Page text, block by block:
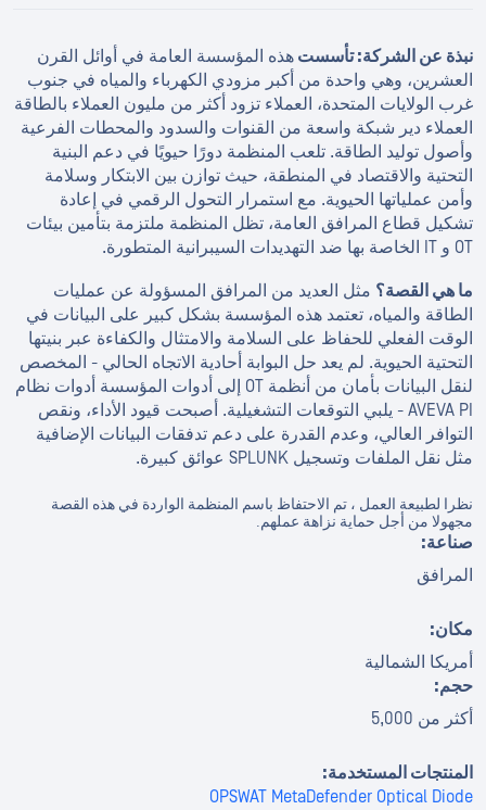
نبذة عن الشركة: تأسست هذه المؤسسة العامة في أوائل القرن
العشرين، وهي واحدة من أكبر مزودي الكهرباء والمياه في جنوب
غرب الولايات المتحدة، العملاء تزود أكثر من مليون العملاء بالطاقة
العملاء دير شبكة واسعة من القنوات والسدود والمحطات الفرعية
وأصول توليد الطاقة. تلعب المنظمة دورًا حيويًا في دعم البنية
التحتية والاقتصاد في المنطقة، حيث توازن بين الابتكار وسلامة
وأمن عملياتها الحيوية. مع استمرار التحول الرقمي في إعادة
تشكيل قطاع المرافق العامة، تظل المنظمة ملتزمة بتأمين بيئات
OT و IT الخاصة بها ضد التهديدات السيبرانية المتطورة.
ما هي القصة؟ مثل العديد من المرافق المسؤولة عن عمليات
الطاقة والمياه، تعتمد هذه المؤسسة بشكل كبير على البيانات في
الوقت الفعلي للحفاظ على السلامة والامتثال والكفاءة عبر بنيتها
التحتية الحيوية. لم يعد حل البوابة أحادية الاتجاه الحالي - المخصص
لنقل البيانات بأمان من أنظمة OT إلى أدوات المؤسسة أدوات نظام
AVEVA PI - يلبي التوقعات التشغيلية. أصبحت قيود الأداء، ونقص
التوافر العالي، وعدم القدرة على دعم تدفقات البيانات الإضافية
مثل نقل الملفات وتسجيل SPLUNK عوائق كبيرة.
نظرا لطبيعة العمل ، تم الاحتفاظ باسم المنظمة الواردة في هذه القصة
مجهولا من أجل حماية نزاهة عملهم.
صناعة:
المرافق
مكان:
أمريكا الشمالية
حجم:
أكثر من 5,000
المنتجات المستخدمة:
OPSWAT MetaDefender Optical Diode